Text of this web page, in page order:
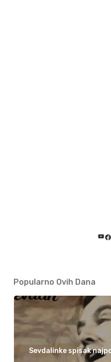
Popularno Ovih Dana
Sevdalinke spisak